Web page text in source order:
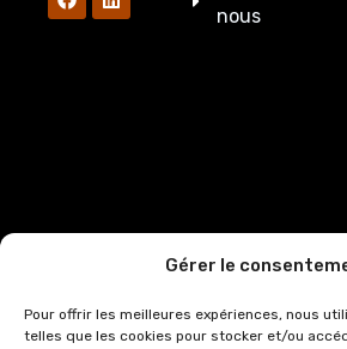
Gérer le
Pour offrir les meilleures expériences, nous
telles que les cookies pour stocker et/ou
nous